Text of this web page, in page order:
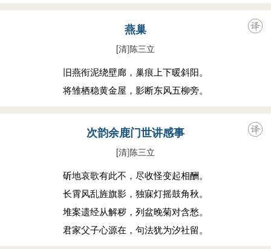
燕巢
[清]陈三立
旧燕衔泥绕壁廊，巢痕上下暖斜阳。
将雏栖稳黄金屋，影断东风五柳旁。
次韵余鹿门世讲感事
[清]陈三立
斫地哀歌有此不，尽收怪变起相酬。
长霄风乱旌旗影，独寐灯摇鼓角秋。
堆案遗经从解秽，列盆晚菊对含愁。
君家父子心源在，句法犹为汐社留。